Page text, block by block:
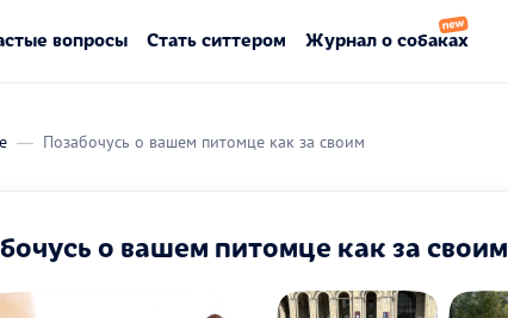
вопросы Стать ситтером Журнал о собаках
Позабочусь о вашем питомце как за своим
о вашем питомце как за своим